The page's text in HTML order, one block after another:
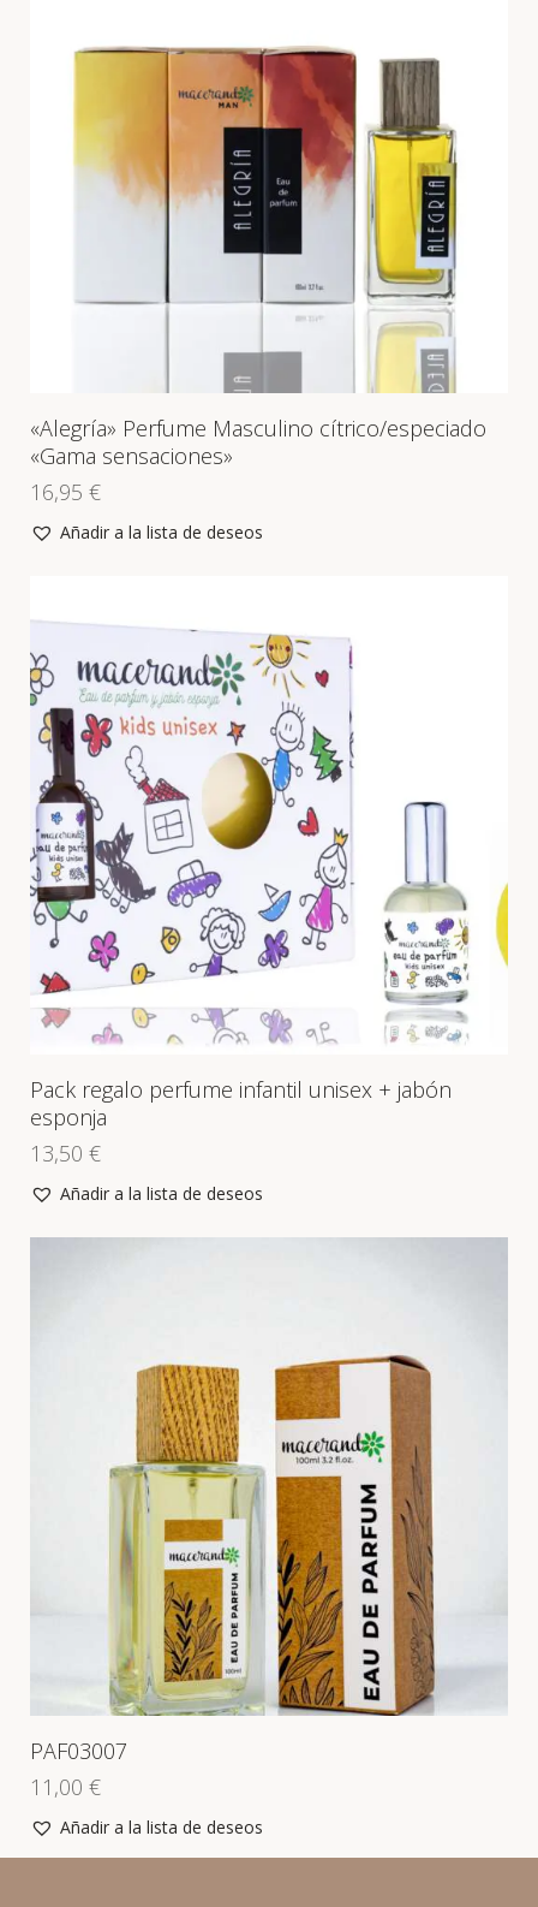
«Alegría» Perfume Masculino cítrico/especiado
«Gama sensaciones»
16,95 €
Añadir a la lista de deseos
Pack regalo perfume infantil unisex + jabón
esponja
13,50 €
Añadir a la lista de deseos
PAF03007
11,00 €
Añadir a la lista de deseos